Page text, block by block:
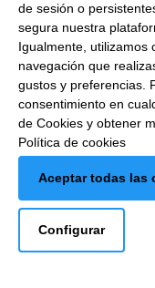
© 2026 ADPORT.IO.
Cookies
We use our own and
technologies, session
securely and
to measure and obtain
advertising to your
options at any time by
Accept all cookies
de sesión o
segura nuestra
Igualmente, utilizamos
navegación que
gustos y preferencias.
consentimiento en
de Cookies y obtener
Política de cookies
Aceptar todas las
Configurar